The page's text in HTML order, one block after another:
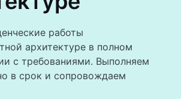
работы
архитектуре в полном
с требованиями. Выполняем
в срок и сопровождаем